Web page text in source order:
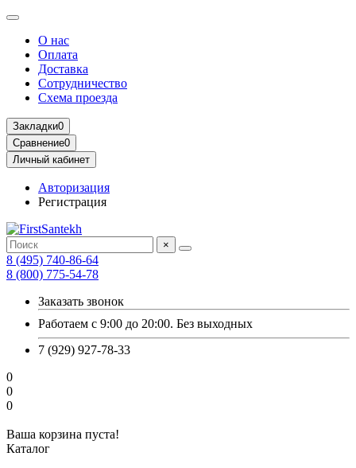
О нас
Оплата
Доставка
Сотрудничество
Схема проезда
Закладки0
Сравнение0
Личный кабинет
Авторизация
Регистрация
×
8 (495) 740-86-64
8 (800) 775-54-78
Заказать звонок
Работаем с 9:00 до 20:00. Без выходных
7 (929) 927-78-33
0
0
0
Ваша корзина пуста!
Каталог